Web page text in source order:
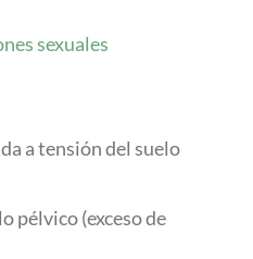
sexuales
a tensión del suelo
pélvico (exceso de